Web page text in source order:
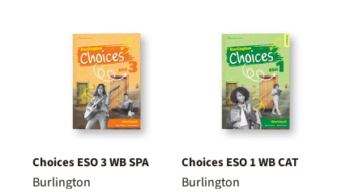
Choices ESO 3 WB SPA
Burlington
Choices ESO 1 WB CAT
Burlington